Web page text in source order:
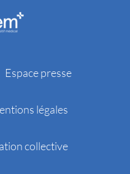
Espace presse
légales
collective